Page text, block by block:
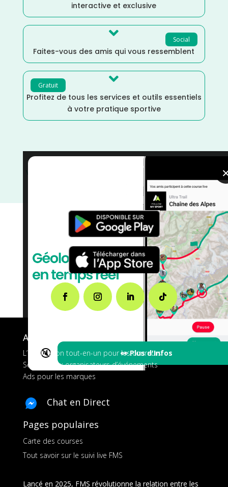
interactive et exclusive
Social

Faites-vous des amis qui vous ressemblent
Gratuit 
Profitez de tous les services et outils essentiels
à votre pratique sportive
🔇 👀 Plus d'Infos
Vaucluse
Dénivelé Montagne/
A propos de FMS
L’application tout-en-un pour les coureurs
Services aux organisateurs d’événements
Ads pour les marques
Chat en Direct
Pages populaires
Carte des courses
Tout savoir sur le suivi live FMS
Lancé en 2025, FMS révolutionne la relation entre les